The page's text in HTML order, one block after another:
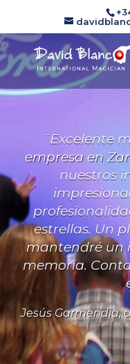
¨Excelente
empresa en
nuestros
estrellas. Un
mantendré un
memoria.
Jesús Garmendia,